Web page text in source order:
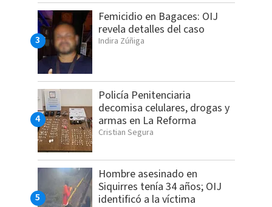
Femicidio en Bagaces: OIJ
revela detalles del caso
Indira Zúñiga
Policía Penitenciaria
decomisa celulares, drogas y
armas en La Reforma
Cristian Segura
Hombre asesinado en
Siquirres tenía 34 años; OIJ
identificó a la víctima